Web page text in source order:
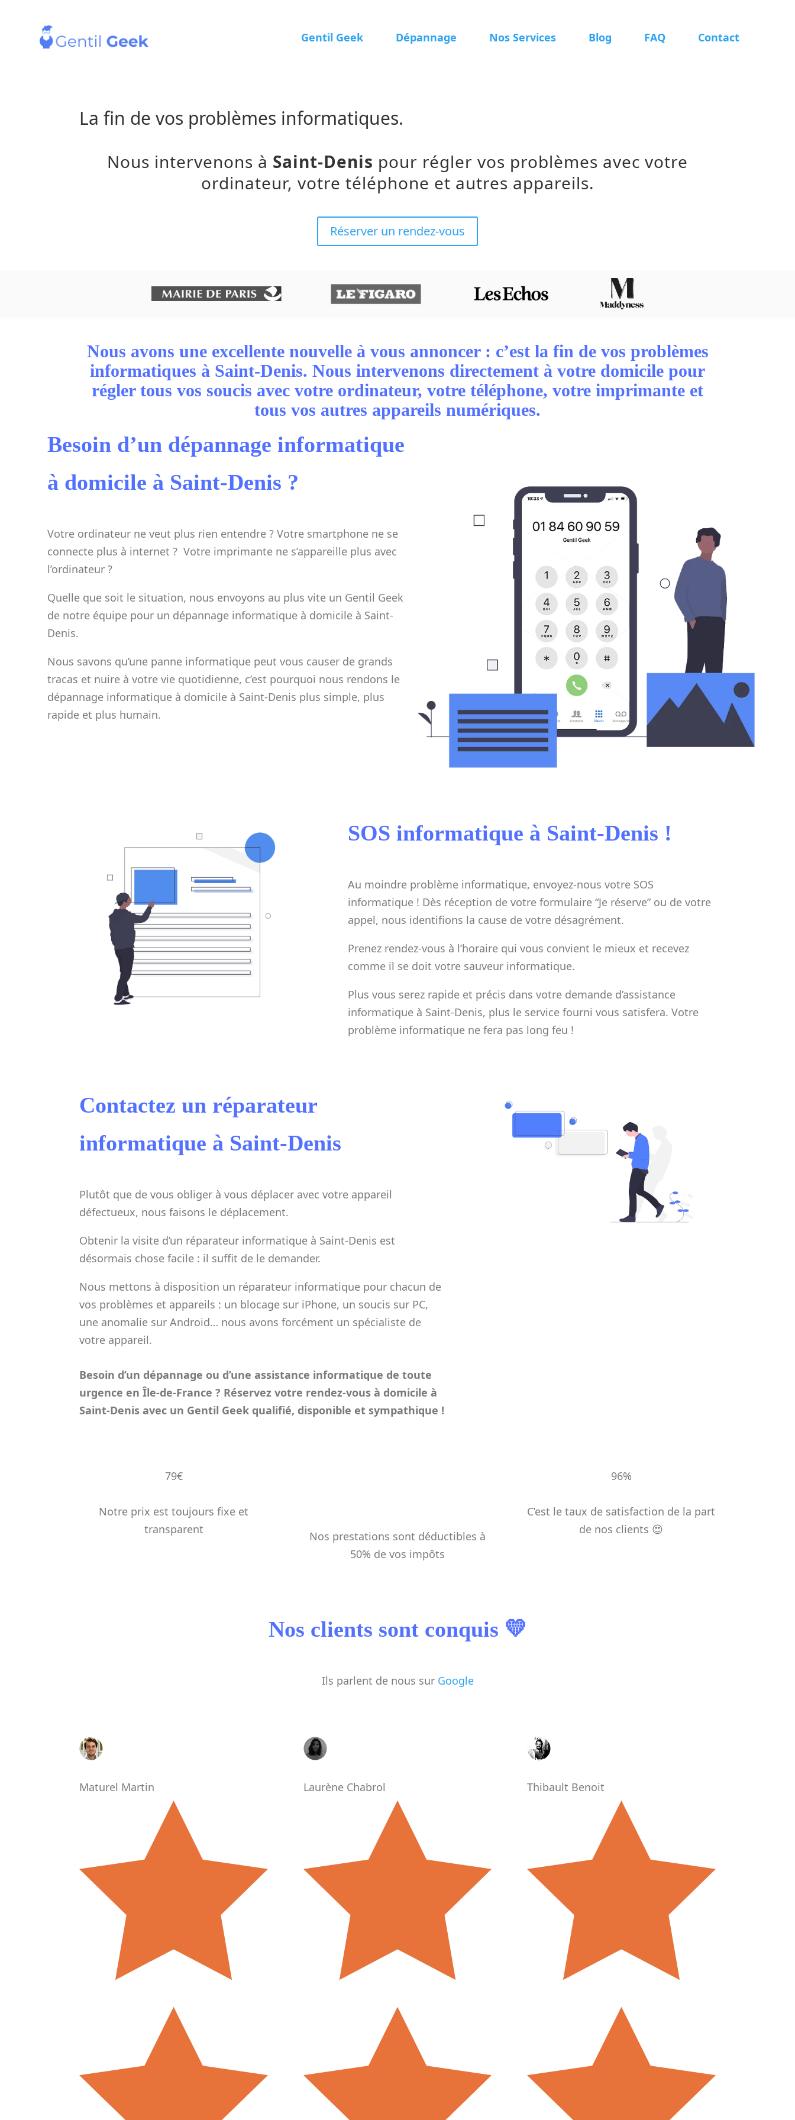
Gentil Geek Dépannage Nos Services Blog FAQ Contact
La fin de vos problèmes informatiques.
Nous intervenons à Saint-Denis pour régler vos problèmes avec votre
ordinateur, votre téléphone et autres appareils.
Réserver un rendez-vous
Nous avons une excellente nouvelle à vous annoncer : c’est la fin de vos problèmes
informatiques à Saint-Denis. Nous intervenons directement à votre domicile pour
régler tous vos soucis avec votre ordinateur, votre téléphone, votre imprimante et
tous vos autres appareils numériques.
Besoin d’un dépannage informatique
à domicile à Saint-Denis ?
Votre ordinateur ne veut plus rien entendre ? Votre smartphone ne se
connecte plus à internet ? Votre imprimante ne s’appareille plus avec
l’ordinateur ?
Quelle que soit le situation, nous envoyons au plus vite un Gentil Geek
de notre équipe pour un dépannage informatique à domicile à Saint-
Denis.
Nous savons qu’une panne informatique peut vous causer de grands
tracas et nuire à votre vie quotidienne, c’est pourquoi nous rendons le
dépannage informatique à domicile à Saint-Denis plus simple, plus
rapide et plus humain.
SOS informatique à Saint-Denis !
Au moindre problème informatique, envoyez-nous votre SOS
informatique ! Dès réception de votre formulaire “Je réserve” ou de votre
appel, nous identifions la cause de votre désagrément.
Prenez rendez-vous à l’horaire qui vous convient le mieux et recevez
comme il se doit votre sauveur informatique.
Plus vous serez rapide et précis dans votre demande d’assistance
informatique à Saint-Denis, plus le service fourni vous satisfera. Votre
problème informatique ne fera pas long feu !
Contactez un réparateur
informatique à Saint-Denis
Plutôt que de vous obliger à vous déplacer avec votre appareil
défectueux, nous faisons le déplacement.
Obtenir la visite d’un réparateur informatique à Saint-Denis est
désormais chose facile : il suffit de le demander.
Nous mettons à disposition un réparateur informatique pour chacun de
vos problèmes et appareils : un blocage sur iPhone, un soucis sur PC,
une anomalie sur Android… nous avons forcément un spécialiste de
votre appareil.
Besoin d’un dépannage ou d’une assistance informatique de toute
urgence en Île-de-France ? Réservez votre rendez-vous à domicile à
Saint-Denis avec un Gentil Geek qualifié, disponible et sympathique !
79€
Notre prix est toujours fixe et
transparent
Nos prestations sont déductibles à
50% de vos impôts
96%
C’est le taux de satisfaction de la part
de nos clients 😍
Nos clients sont conquis 💛
Ils parlent de nous sur Google
Maturel Martin Laurène Chabrol Thibault Benoit